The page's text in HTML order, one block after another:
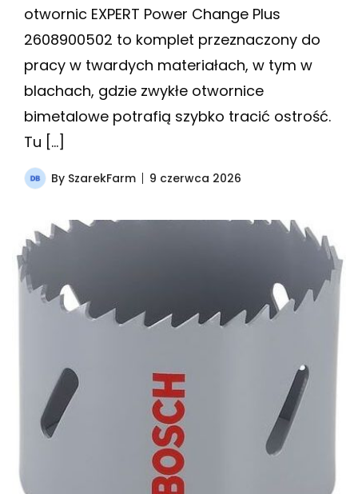
otwornic EXPERT Power Change Plus
2608900502 to komplet przeznaczony do
pracy w twardych materiałach, w tym w
blachach, gdzie zwykłe otwornice
bimetalowe potrafią szybko tracić ostrość.
Tu […]
By SzarekFarm 9 czerwca 2026